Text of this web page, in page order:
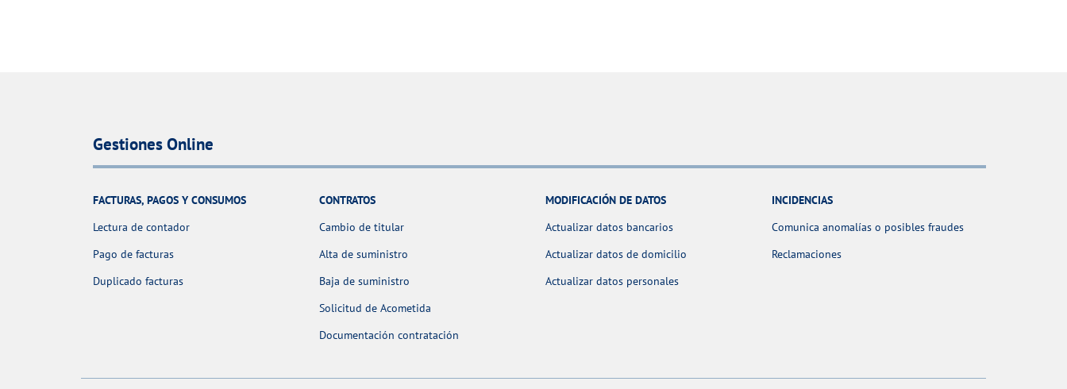
Gestiones Online
FACTURAS, PAGOS Y CONSUMOS
Lectura de contador
Pago de facturas
Duplicado facturas
CONTRATOS
Cambio de titular
Alta de suministro
Baja de suministro
Solicitud de Acometida
Documentación contratación
MODIFICACIÓN DE DATOS
Actualizar datos bancarios
Actualizar datos de domicilio
Actualizar datos personales
INCIDENCIAS
Comunica anomalías o posibles fraudes
Reclamaciones